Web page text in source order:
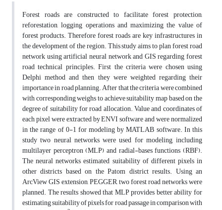
Forest roads are constructed to facilitate forest protection,
reforestation, logging operations and maximizing the value of
forest products. Therefore forest roads are key infrastructures in
the development of the region. This study aims to plan forest road
network using artificial neural network and GIS regarding forest
road technical principles. First the criteria were chosen using
Delphi method and then they were weighted regarding their
importance in road planning. After that the criteria were combined
with corresponding weighs to achieve suitability map based on the
degree of suitability for road allocation. Value and coordinates of
each pixel were extracted by ENVI software and were normalized
in the range of 0-1 for modeling by MATLAB software. In this
study two neural networks were used for modeling, including
multilayer perceptron (MLP) and radial-bases functions (RBF).
The neural networks estimated suitability of different pixels in
other districts based on the Patom district results. Using an
ArcView GIS extension, PEGGER, two forest road networks were
planned. The results showed that MLP provides better ability for
estimating suitability of pixels for road passage in comparison with